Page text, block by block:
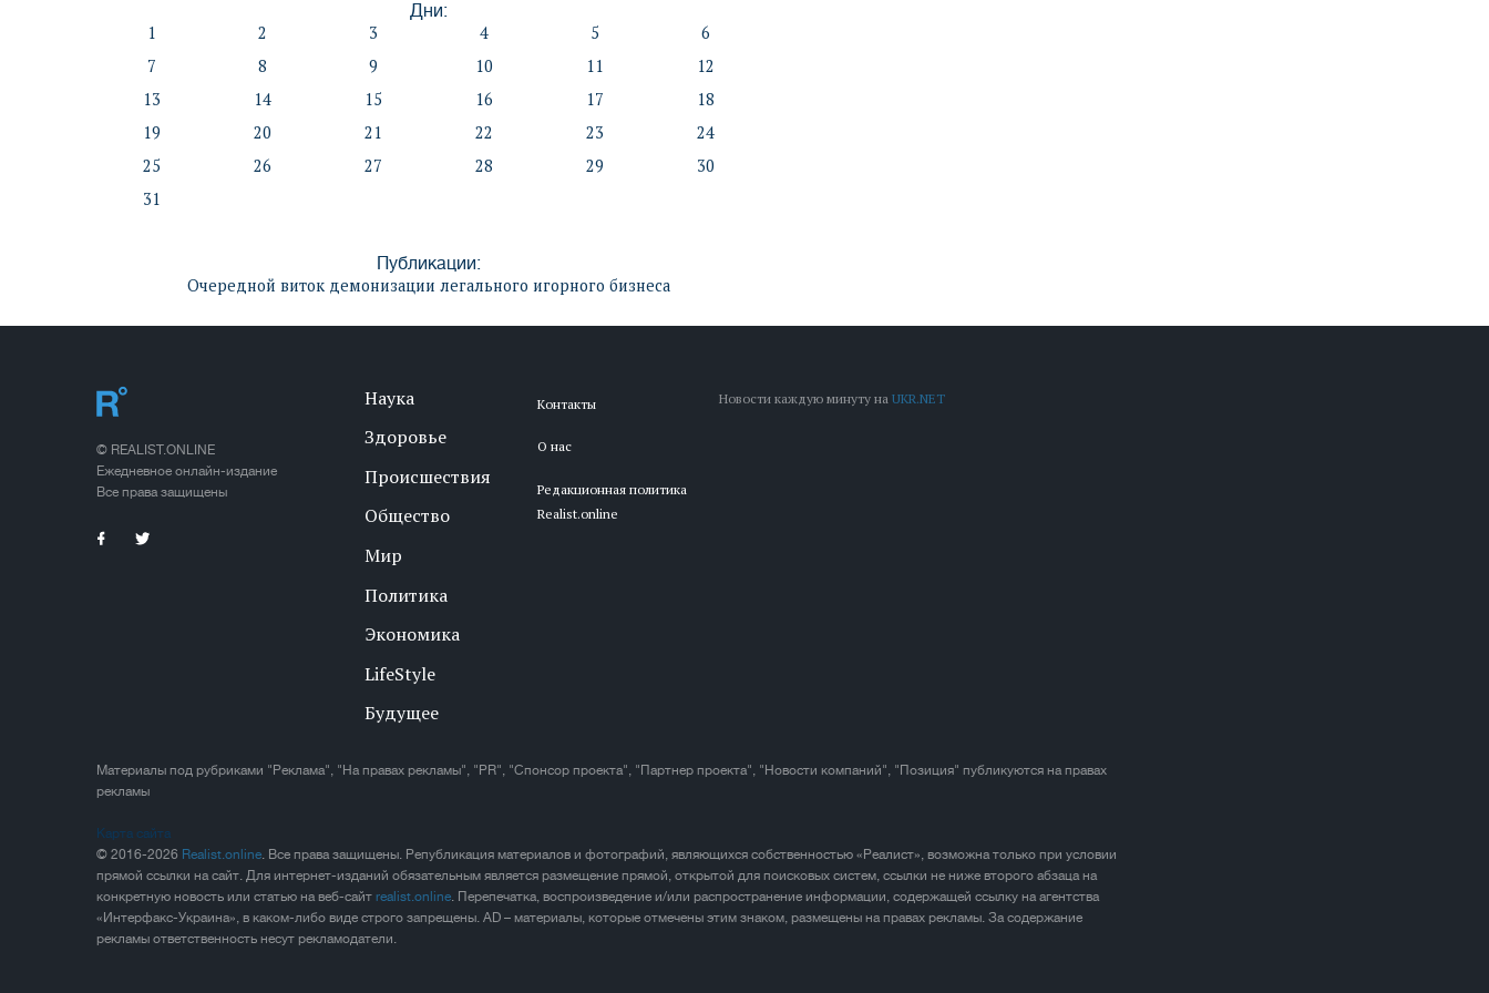
Дни:
1 2 3 4 5
6
7
8 9 10 11
12
13
14 15 16 17
18
19
20 21 22 23
24
25
26 27 28 29
30
31
Публикации:
Очередной виток демонизации легального игорного бизнеса
© REALIST.ONLINE
Ежедневное онлайн-издание
Все права защищены
Наука
Здоровье
Происшествия
Общество
Мир
Политика
Экономика
LifeStyle
Будущее
Контакты
О нас
Редакционная политика
Realist.online
Новости каждую минуту наUKR.NET
Материалы под рубриками "Реклама", "На правах рекламы", "PR", "Спонсор проекта", "Партнер проекта", "Новости компаний", "Позиция" публикуются на правах
рекламы
Карта сайта
© 2016-2026 Realist.online. Все права защищены. Републикация материалов и фотографий, являющихся собственностью «Реалист», возможна только при условии
прямой ссылки на сайт. Для интернет-изданий обязательным является размещение прямой, открытой для поисковых систем, ссылки не ниже второго абзаца на
конкретную новость или статью на веб-сайтrealist.online. Перепечатка, воспроизведение и/или распространение информации, содержащей ссылку на агентства
«Интерфакс-Украина», в каком-либо виде строго запрещены. AD – материалы, которые отмечены этим знаком, размещены на правах рекламы. За содержание
рекламы ответственность несут рекламодатели.